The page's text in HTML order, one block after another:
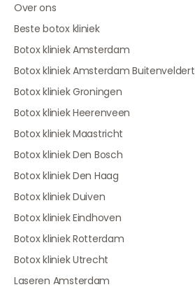
Over ons
Beste botox kliniek
Botox kliniek Amsterdam
Botox kliniek Amsterdam Buitenveldert
Botox kliniek Groningen
Botox kliniek Heerenveen
Botox kliniek Maastricht
Botox kliniek Den Bosch
Botox kliniek Den Haag
Botox kliniek Duiven
Botox kliniek Eindhoven
Botox kliniek Rotterdam
Botox kliniek Utrecht
Laseren Amsterdam